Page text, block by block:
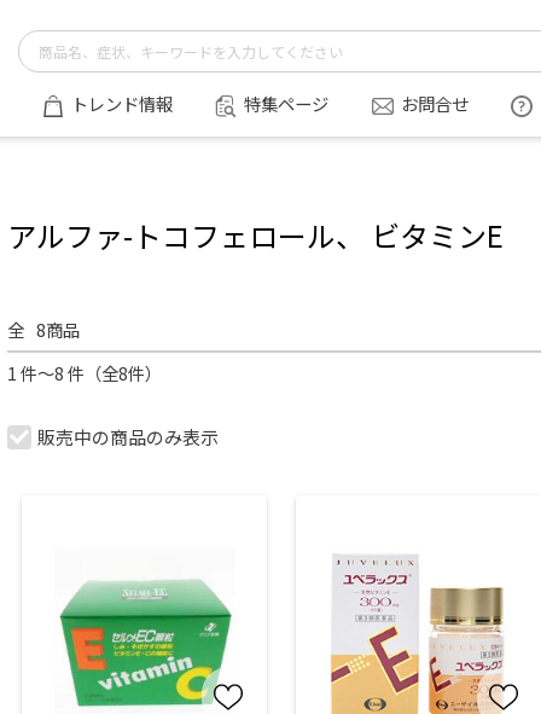
トレンド情報 特集ページ お問合せ
アルファ-トコフェロール、 ビタミンE
全 8商品
1 件～8 件（全8件）
販売中の商品のみ表示